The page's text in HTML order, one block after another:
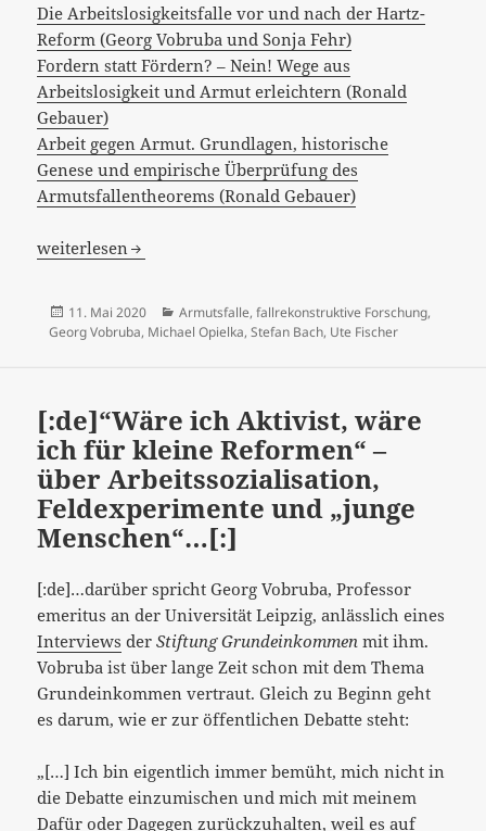
Die Arbeitslosigkeitsfalle vor und nach der Hartz-
Reform (Georg Vobruba und Sonja Fehr)
Fordern statt Fördern? – Nein! Wege aus
Arbeitslosigkeit und Armut erleichtern (Ronald
Gebauer)
Arbeit gegen Armut. Grundlagen, historische
Genese und empirische Überprüfung des
Armutsfallentheorems (Ronald Gebauer)
[:de]Entscheidende Frage: Weshalb wird überhaupt
weiterlesen
Veröffentlicht
am
11. Mai 2020 Kategorien
Armutsfalle, fallrekonstruktive Forschung,
Georg Vobruba, Michael Opielka, Stefan Bach, Ute Fischer
[:de]“Wäre ich Aktivist, wäre
ich für kleine Reformen“ –
über Arbeitssozialisation,
Feldexperimente und „junge
Menschen“…[:]
[:de]…darüber spricht Georg Vobruba, Professor
emeritus an der Universität Leipzig, anlässlich eines
Interviews derStiftung Grundeinkommen mit ihm.
Vobruba ist über lange Zeit schon mit dem Thema
Grundeinkommen vertraut. Gleich zu Beginn geht
es darum, wie er zur öffentlichen Debatte steht:
„[…] Ich bin eigentlich immer bemüht, mich nicht in
die Debatte einzumischen und mich mit meinem
Dafür oder Dagegen zurückzuhalten, weil es auf